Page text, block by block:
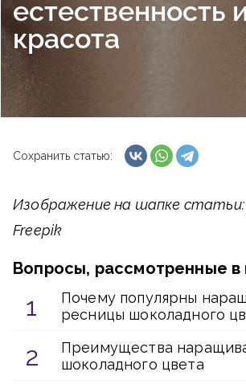
естественность
красота
Сохранить статью:
Изображение на шапке
Freepik
Вопросы, рассмотренные в
Почему популярны
ресницы шоколадного
Преимущества
шоколадного цвета